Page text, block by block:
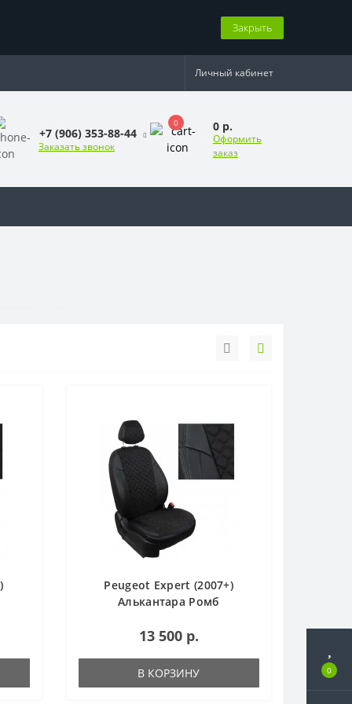
0
Закрыть
Личный кабинет
+7 (906) 353-88-44
Заказать звонок
0 0 р.
Оформить
заказ
Peugeot Expert (2007+)
Алькантара Ромб
13 500 р.
В КОРЗИНУ